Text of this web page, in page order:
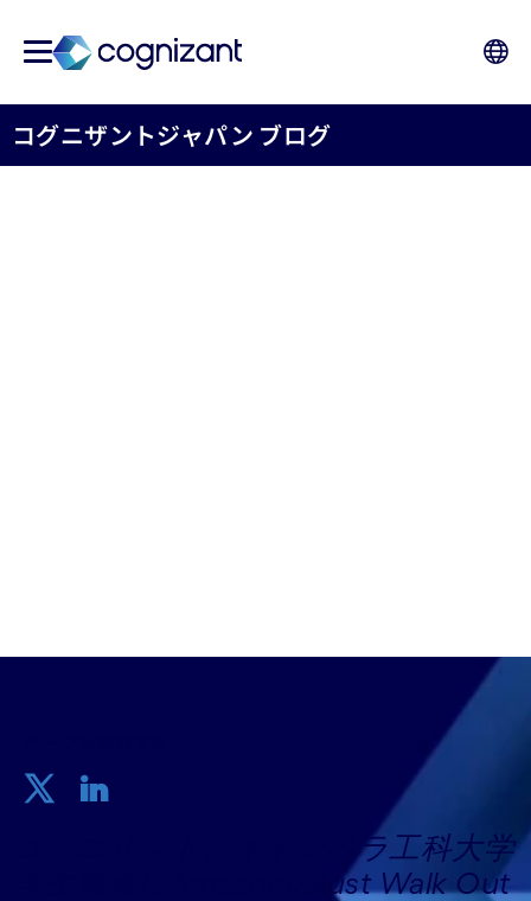
コグニザントジャパン ブログ
コグニザント、キャンベラ工科大学
学生協会にAmazonのJust Walk Out